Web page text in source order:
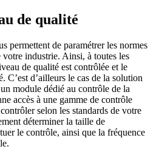
de qualité
permettent de paramétrer les normes
votre industrie. Ainsi, à toutes les
de qualité est contrôlée et le
C’est d’ailleurs le cas de la solution
module dédié au contrôle de la
accès à une gamme de contrôle
selon les standards de votre
déterminer la taille de
le contrôle, ainsi que la fréquence